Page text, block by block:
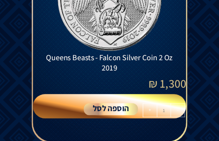
Queens Beasts - Falcon Silver Coin 2 Oz
2019
1,300
₪
-
+ הוספה לסל